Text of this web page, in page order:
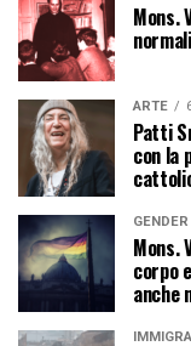
Mons.
ARTE
Patti
con la
GENDER
Mons.
corpo
anche